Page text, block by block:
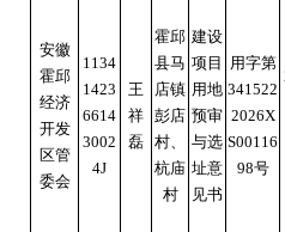
安徽
霍邱
经济
开发
区管
委会
1134
1423
6614
3002
4J
王
祥
磊
霍邱
县马
店镇
彭店
村、
杭庙
村
建设
项目
用地
预审
与选
址意
见书
用字第
341522
2026X
S00116
98号